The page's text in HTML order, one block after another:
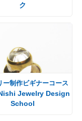
ク
ー制作ビギナーコース
Jewelry Design
School